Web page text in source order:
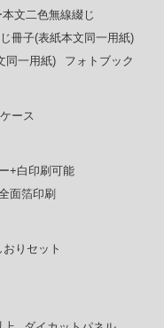
文二色無線綴じ
冊子(表紙本文同一用紙)
同一用紙) フォトブック
ース
+白印刷可能
面箔印刷
りセット